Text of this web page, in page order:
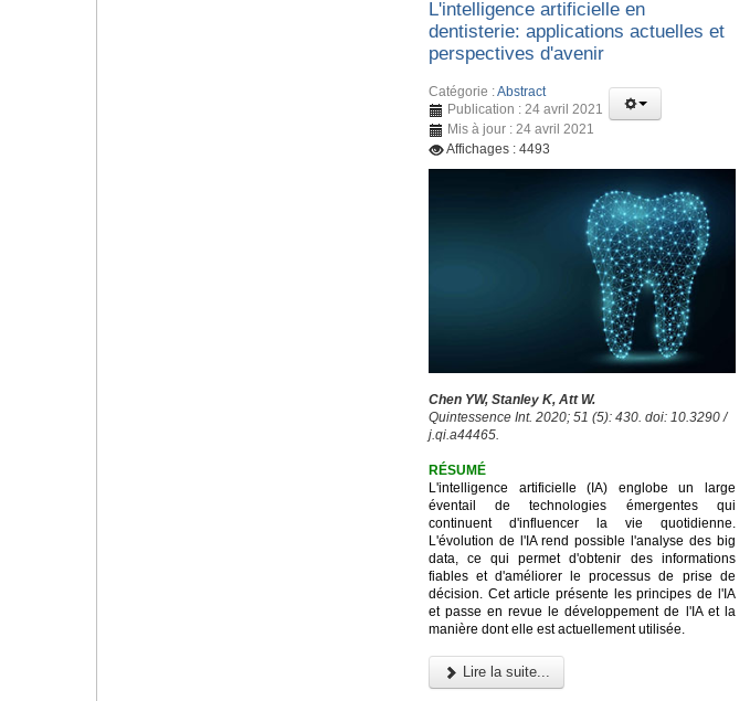
L'intelligence artificielle en
dentisterie: applications actuelles et
perspectives d'avenir
Catégorie :Abstract
Publication : 24 avril 2021
Mis à jour : 24 avril 2021
Affichages : 4493
Chen YW, Stanley K, Att W.
Quintessence Int. 2020; 51 (5): 430. doi: 10.3290 /
j.qi.a44465.
RÉSUMÉ
L'intelligence artificielle (IA) englobe un large
éventail de technologies émergentes qui
continuent d'influencer la vie quotidienne.
L'évolution de l'IA rend possible l'analyse des big
data, ce qui permet d'obtenir des informations
fiables et d'améliorer le processus de prise de
décision. Cet article présente les principes de l'IA
et passe en revue le développement de l'IA et la
manière dont elle est actuellement utilisée.
Lire la suite...